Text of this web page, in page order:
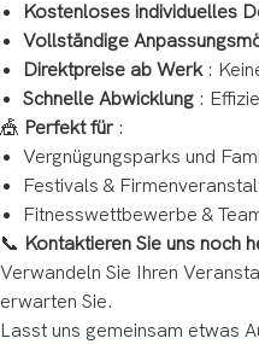
Kostenloses individuelles
Vollständige
Direktpreise ab Werk:
Schnelle Abwicklung :
🎪 Perfekt für:
Vergnügungsparks und
Festivals &
Fitnesswettbewerbe &
📞 Kontaktieren Sie uns noch
Verwandeln Sie Ihren
erwarten Sie.
Lasst uns gemeinsam etwas